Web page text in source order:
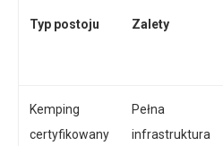
Typ postoju Zalety
Kemping
certyfikowany
Pełna
infrastruktura